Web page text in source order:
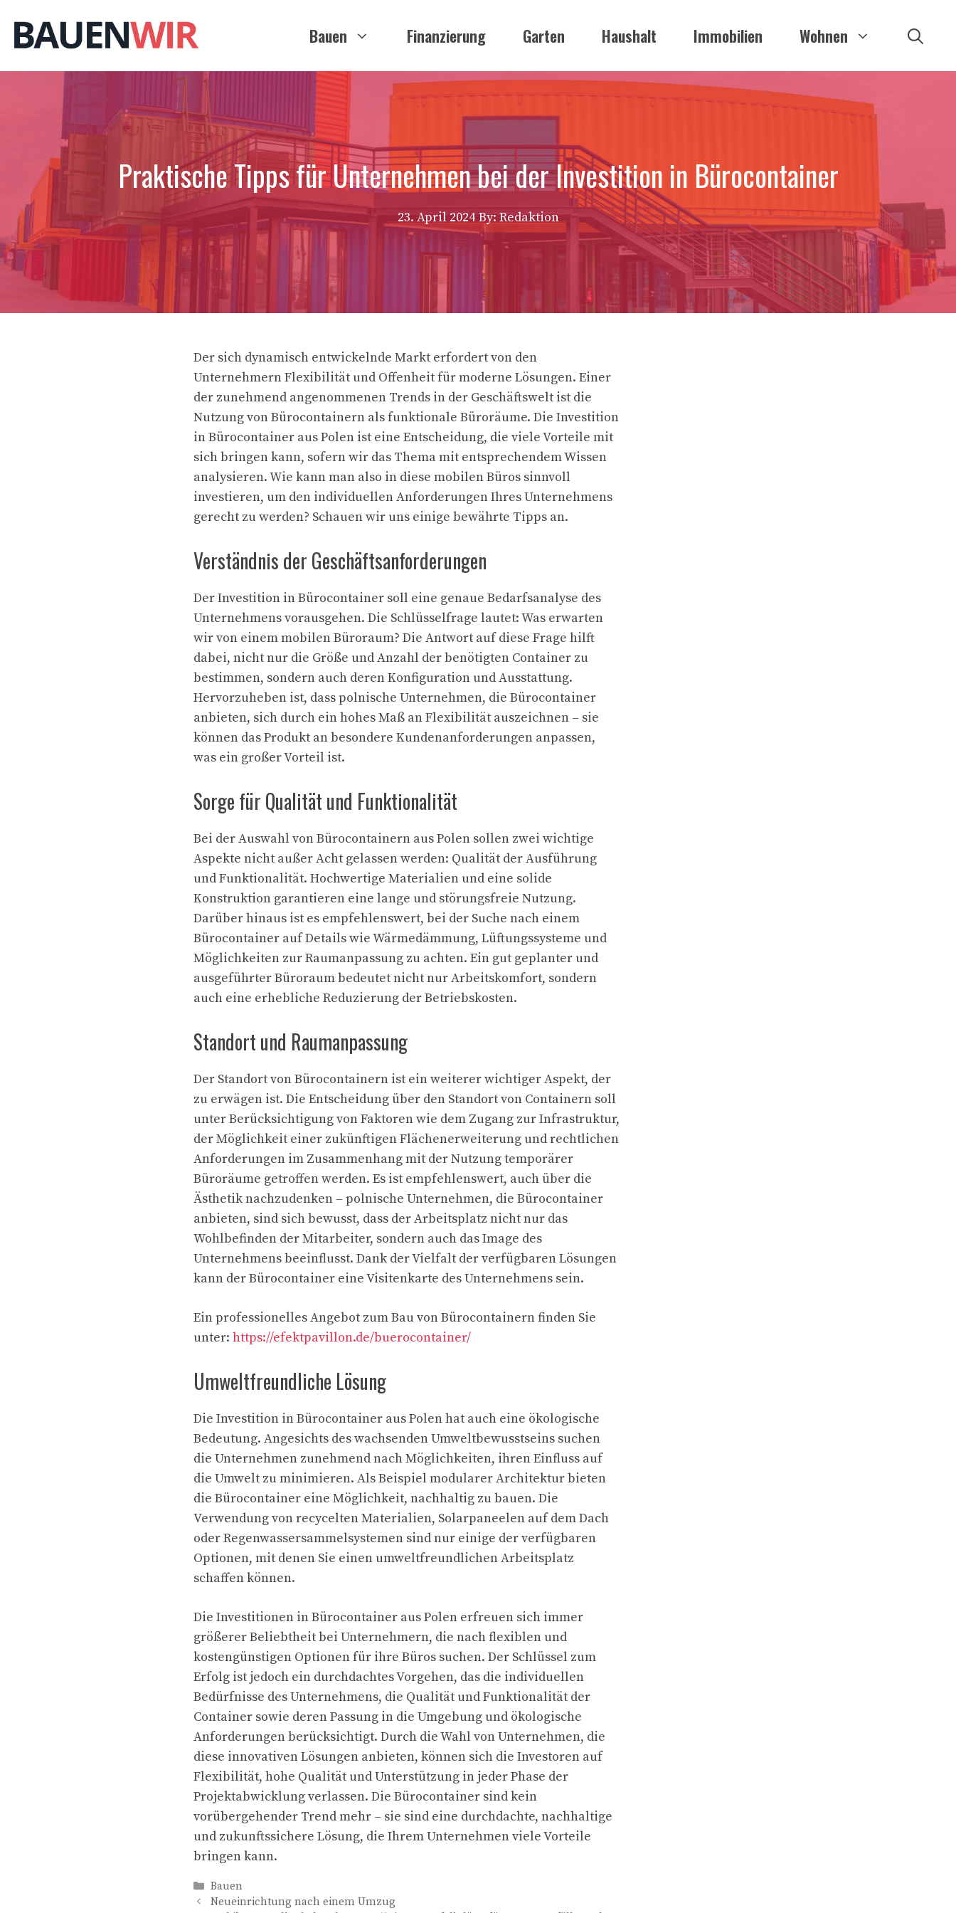
Inhalt
springen
Bauen Finanzierung Garten Haushalt Immobilien Wohnen
Praktische Tipps für Unternehmen bei der Investition in Bürocontainer
23. April 2024 By: Redaktion
Der sich dynamisch entwickelnde Markt erfordert von den
Unternehmern Flexibilität und Offenheit für moderne Lösungen. Einer
der zunehmend angenommenen Trends in der Geschäftswelt ist die
Nutzung von Bürocontainern als funktionale Büroräume. Die Investition
in Bürocontainer aus Polen ist eine Entscheidung, die viele Vorteile mit
sich bringen kann, sofern wir das Thema mit entsprechendem Wissen
analysieren. Wie kann man also in diese mobilen Büros sinnvoll
investieren, um den individuellen Anforderungen Ihres Unternehmens
gerecht zu werden? Schauen wir uns einige bewährte Tipps an.
Verständnis der Geschäftsanforderungen
Der Investition in Bürocontainer soll eine genaue Bedarfsanalyse des
Unternehmens vorausgehen. Die Schlüsselfrage lautet: Was erwarten
wir von einem mobilen Büroraum? Die Antwort auf diese Frage hilft
dabei, nicht nur die Größe und Anzahl der benötigten Container zu
bestimmen, sondern auch deren Konfiguration und Ausstattung.
Hervorzuheben ist, dass polnische Unternehmen, die Bürocontainer
anbieten, sich durch ein hohes Maß an Flexibilität auszeichnen – sie
können das Produkt an besondere Kundenanforderungen anpassen,
was ein großer Vorteil ist.
Sorge für Qualität und Funktionalität
Bei der Auswahl von Bürocontainern aus Polen sollen zwei wichtige
Aspekte nicht außer Acht gelassen werden: Qualität der Ausführung
und Funktionalität. Hochwertige Materialien und eine solide
Konstruktion garantieren eine lange und störungsfreie Nutzung.
Darüber hinaus ist es empfehlenswert, bei der Suche nach einem
Bürocontainer auf Details wie Wärmedämmung, Lüftungssysteme und
Möglichkeiten zur Raumanpassung zu achten. Ein gut geplanter und
ausgeführter Büroraum bedeutet nicht nur Arbeitskomfort, sondern
auch eine erhebliche Reduzierung der Betriebskosten.
Standort und Raumanpassung
Der Standort von Bürocontainern ist ein weiterer wichtiger Aspekt, der
zu erwägen ist. Die Entscheidung über den Standort von Containern soll
unter Berücksichtigung von Faktoren wie dem Zugang zur Infrastruktur,
der Möglichkeit einer zukünftigen Flächenerweiterung und rechtlichen
Anforderungen im Zusammenhang mit der Nutzung temporärer
Büroräume getroffen werden. Es ist empfehlenswert, auch über die
Ästhetik nachzudenken – polnische Unternehmen, die Bürocontainer
anbieten, sind sich bewusst, dass der Arbeitsplatz nicht nur das
Wohlbefinden der Mitarbeiter, sondern auch das Image des
Unternehmens beeinflusst. Dank der Vielfalt der verfügbaren Lösungen
kann der Bürocontainer eine Visitenkarte des Unternehmens sein.
Ein professionelles Angebot zum Bau von Bürocontainern finden Sie
unter: https://efektpavillon.de/buerocontainer/
Umweltfreundliche Lösung
Die Investition in Bürocontainer aus Polen hat auch eine ökologische
Bedeutung. Angesichts des wachsenden Umweltbewusstseins suchen
die Unternehmen zunehmend nach Möglichkeiten, ihren Einfluss auf
die Umwelt zu minimieren. Als Beispiel modularer Architektur bieten
die Bürocontainer eine Möglichkeit, nachhaltig zu bauen. Die
Verwendung von recycelten Materialien, Solarpaneelen auf dem Dach
oder Regenwassersammelsystemen sind nur einige der verfügbaren
Optionen, mit denen Sie einen umweltfreundlichen Arbeitsplatz
schaffen können.
Die Investitionen in Bürocontainer aus Polen erfreuen sich immer
größerer Beliebtheit bei Unternehmern, die nach flexiblen und
kostengünstigen Optionen für ihre Büros suchen. Der Schlüssel zum
Erfolg ist jedoch ein durchdachtes Vorgehen, das die individuellen
Bedürfnisse des Unternehmens, die Qualität und Funktionalität der
Container sowie deren Passung in die Umgebung und ökologische
Anforderungen berücksichtigt. Durch die Wahl von Unternehmen, die
diese innovativen Lösungen anbieten, können sich die Investoren auf
Flexibilität, hohe Qualität und Unterstützung in jeder Phase der
Projektabwicklung verlassen. Die Bürocontainer sind kein
vorübergehender Trend mehr – sie sind eine durchdachte, nachhaltige
und zukunftssichere Lösung, die Ihrem Unternehmen viele Vorteile
bringen kann.
Kategorien
Bauen
Neueinrichtung nach einem Umzug